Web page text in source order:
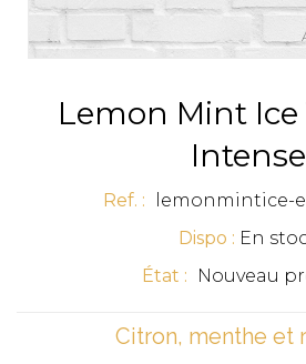
Lemon Mint Ice
Intense
Ref. :
lemonmintice-
Dispo : En
État :
Nouveau
Citron, menthe et